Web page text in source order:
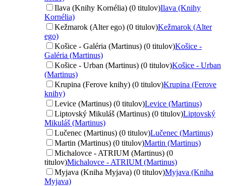
Ilava (Knihy Kornélia) (0 titulov)Ilava (Knihy
Kornélia)
Kežmarok (Alter ego) (0 titulov)Kežmarok (Alter
ego)
Košice - Galéria (Martinus) (0 titulov)Košice -
Galéria (Martinus)
Košice - Urban (Martinus) (0 titulov)Košice - Urban
(Martinus)
Krupina (Ferove knihy) (0 titulov)Krupina (Ferove
knihy)
Levice (Martinus) (0 titulov)Levice (Martinus)
Liptovský Mikuláš (Martinus) (0 titulov)Liptovský
Mikuláš (Martinus)
Lučenec (Martinus) (0 titulov)Lučenec (Martinus)
Martin (Martinus) (0 titulov)Martin (Martinus)
Michalovce - ATRIUM (Martinus) (0
titulov)Michalovce - ATRIUM (Martinus)
Myjava (Kniha Myjava) (0 titulov)Myjava (Kniha
Myjava)